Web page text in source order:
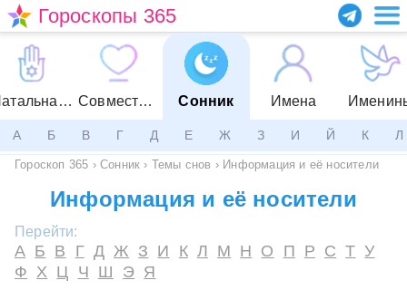
Гороскопы 365
Натальная карта Совместимость Сонник Имена
А Б В Г Д Е Ж З И Й К Л
Гороскоп 365 › Сонник › Темы снов › Информация и её носители
Информация и её носители
Перейти:
А Б В Г Д Ж З И К Л М Н О П Р С Т У
Ф Х Ц Ч Ш Э Я